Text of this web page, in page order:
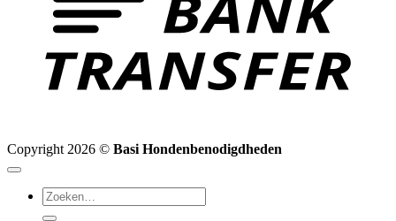
Copyright 2026 © Basi Hondenbenodigdheden
Zoeken
naar: